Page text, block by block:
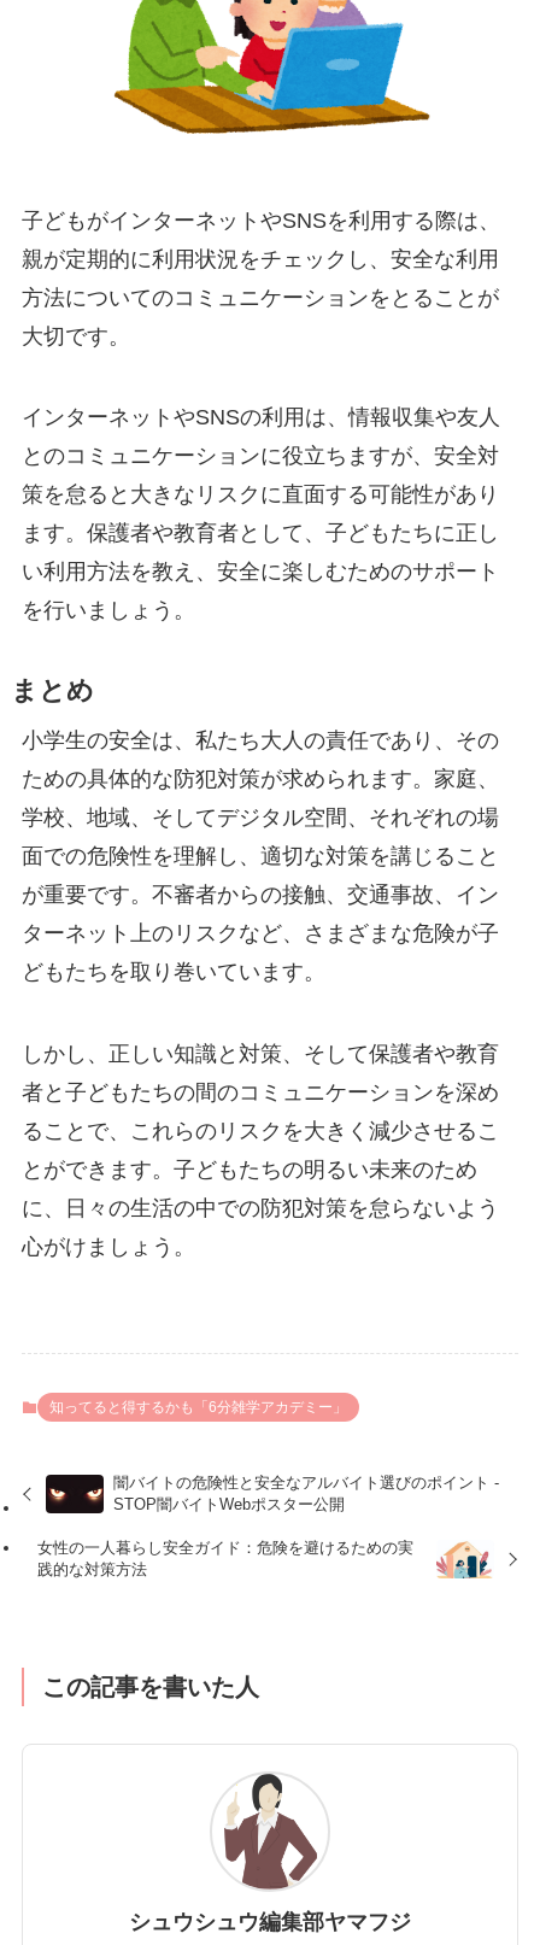
子どもがインターネットやSNSを利用する際は、
親が定期的に利用状況をチェックし、安全な利用
方法についてのコミュニケーションをとることが
大切です。
インターネットやSNSの利用は、情報収集や友人
とのコミュニケーションに役立ちますが、安全対
策を怠ると大きなリスクに直面する可能性があり
ます。保護者や教育者として、子どもたちに正し
い利用方法を教え、安全に楽しむためのサポート
を行いましょう。
まとめ
小学生の安全は、私たち大人の責任であり、その
ための具体的な防犯対策が求められます。家庭、
学校、地域、そしてデジタル空間、それぞれの場
面での危険性を理解し、適切な対策を講じること
が重要です。不審者からの接触、交通事故、イン
ターネット上のリスクなど、さまざまな危険が子
どもたちを取り巻いています。
しかし、正しい知識と対策、そして保護者や教育
者と子どもたちの間のコミュニケーションを深め
ることで、これらのリスクを大きく減少させるこ
とができます。子どもたちの明るい未来のため
に、日々の生活の中での防犯対策を怠らないよう
心がけましょう。
知ってると得するかも「6分雑学アカデミー」
闇バイトの危険性と安全なアルバイト選びのポイント -
STOP闇バイトWebポスター公開
女性の一人暮らし安全ガイド：危険を避けるための実
践的な対策方法
この記事を書いた人
シュウシュウ編集部ヤマフジ